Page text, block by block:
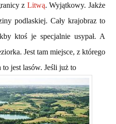
z Litwą. Wyjątkowy. Jakże
podlaskiej. Cały krajobraz to
ktoś je specjalnie usypał. A
Jest tam miejsce, z którego
jest lasów. Jeśli już to